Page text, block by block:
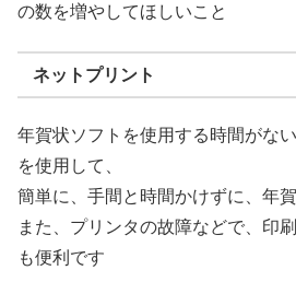
の数を増やしてほしいこと
ネットプリント
年賀状ソフトを使用する時間がな
を使用して、
簡単に、手間と時間かけずに、年
また、プリンタの故障などで、印
も便利です